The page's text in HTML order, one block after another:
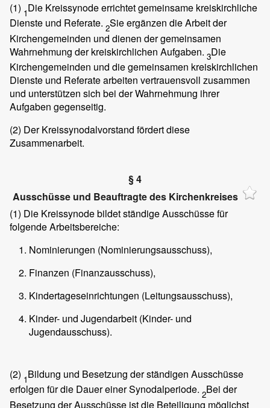
(1) 1Die Kreissynode errichtet gemeinsame kreiskirchliche
Dienste und Referate. 2Sie ergänzen die Arbeit der
Kirchengemeinden und dienen der gemeinsamen
Wahrnehmung der kreiskirchlichen Aufgaben. 3Die
Kirchengemeinden und die gemeinsamen kreiskirchlichen
Dienste und Referate arbeiten vertrauensvoll zusammen
und unterstützen sich bei der Wahrnehmung ihrer
Aufgaben gegenseitig.
(2) Der Kreissynodalvorstand fördert diese
Zusammenarbeit.
§ 4
Ausschüsse und Beauftragte des Kirchenkreises
(1) Die Kreissynode bildet ständige Ausschüsse für
folgende Arbeitsbereiche:
Nominierungen (Nominierungsausschuss),
Finanzen (Finanzausschuss),
Kindertageseinrichtungen (Leitungsausschuss),
Kinder- und Jugendarbeit (Kinder- und
Jugendausschuss).
(2) 1Bildung und Besetzung der ständigen Ausschüsse
erfolgen für die Dauer einer Synodalperiode. 2Bei der
Besetzung der Ausschüsse ist die Beteiligung möglichst